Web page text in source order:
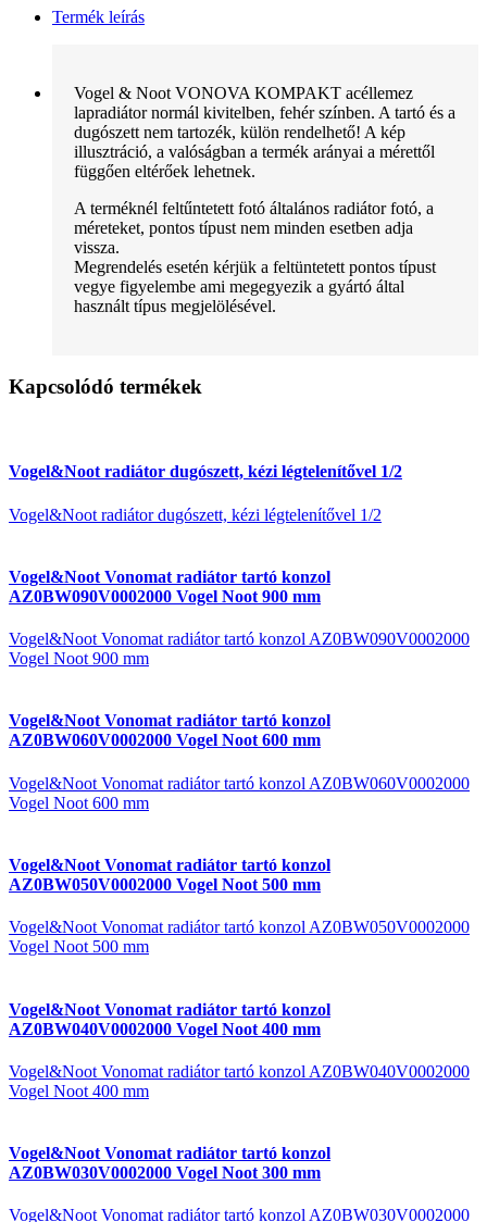
Termék leírás
Vogel & Noot VONOVA KOMPAKT acéllemez
lapradiátor normál kivitelben, fehér színben. A tartó és a
dugószett nem tartozék, külön rendelhető! A kép
illusztráció, a valóságban a termék arányai a mérettől
függően eltérőek lehetnek.
A terméknél feltűntetett fotó általános radiátor fotó, a
méreteket, pontos típust nem minden esetben adja
vissza.
Megrendelés esetén kérjük a feltüntetett pontos típust
vegye figyelembe ami megegyezik a gyártó által
használt típus megjelölésével.
Kapcsolódó termékek
Vogel&Noot radiátor dugószett, kézi légtelenítővel 1/2
Vogel&Noot radiátor dugószett, kézi légtelenítővel 1/2
Vogel&Noot Vonomat radiátor tartó konzol
AZ0BW090V0002000 Vogel Noot 900 mm
Vogel&Noot Vonomat radiátor tartó konzol AZ0BW090V0002000
Vogel Noot 900 mm
Vogel&Noot Vonomat radiátor tartó konzol
AZ0BW060V0002000 Vogel Noot 600 mm
Vogel&Noot Vonomat radiátor tartó konzol AZ0BW060V0002000
Vogel Noot 600 mm
Vogel&Noot Vonomat radiátor tartó konzol
AZ0BW050V0002000 Vogel Noot 500 mm
Vogel&Noot Vonomat radiátor tartó konzol AZ0BW050V0002000
Vogel Noot 500 mm
Vogel&Noot Vonomat radiátor tartó konzol
AZ0BW040V0002000 Vogel Noot 400 mm
Vogel&Noot Vonomat radiátor tartó konzol AZ0BW040V0002000
Vogel Noot 400 mm
Vogel&Noot Vonomat radiátor tartó konzol
AZ0BW030V0002000 Vogel Noot 300 mm
Vogel&Noot Vonomat radiátor tartó konzol AZ0BW030V0002000